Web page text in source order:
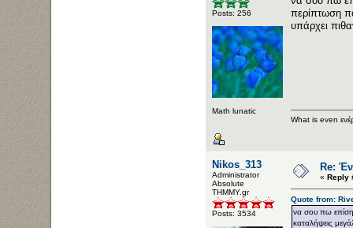
Posts: 256
Math lunatic
περίπτωση
υπάρχει
What is even
Nikos_313
Administrator
Αbsolute
ΤΗΜΜΥ.gr
Posts: 3534
Re:
« Reply
Quote from:
να σου πω
καταλήψεις